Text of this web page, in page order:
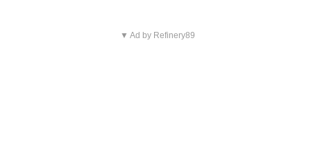
▼ Ad by Refinery89